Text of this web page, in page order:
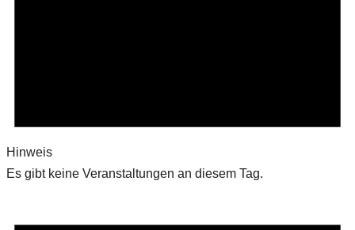
Hinweis
Es gibt keine Veranstaltungen an diesem Tag.